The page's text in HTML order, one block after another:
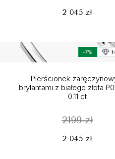
2 045 zł
-7%
Pierścionek
brylantami z białego złota
0.11 ct
2199 zł
2 045 zł